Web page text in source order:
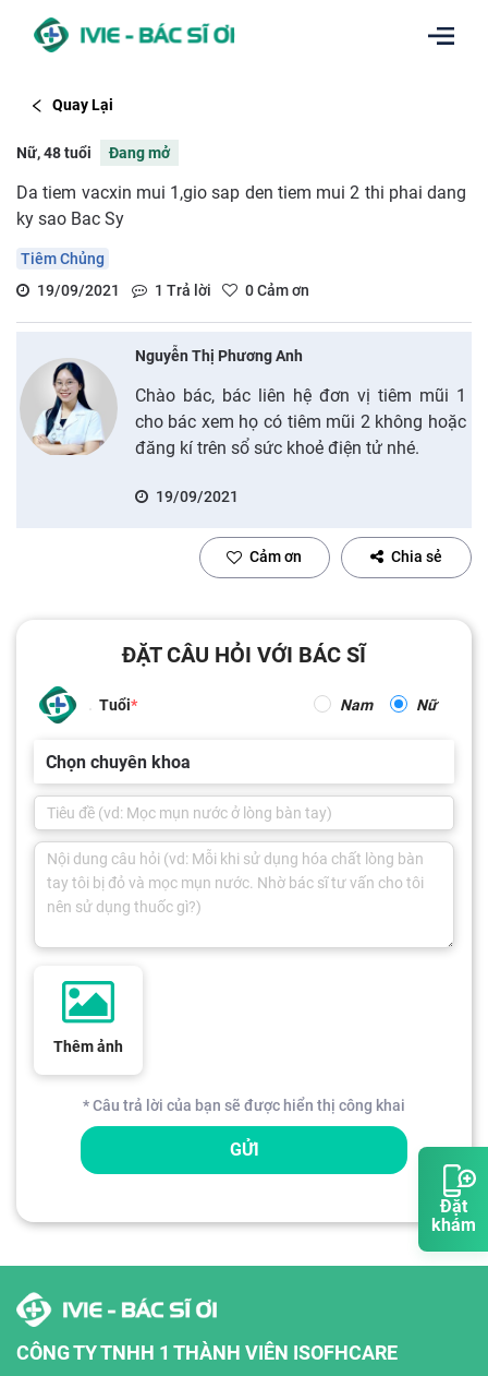
Đặt
khám
Quay Lại
Nữ, 48 tuổi Đang mở
Da tiem vacxin mui 1,gio sap den tiem mui 2 thi phai dang
ky sao Bac Sy
Tiêm Chủng
19/09/2021
1 Trả lời 0Cảm ơn
Nguyễn Thị Phương Anh
Chào bác, bác liên hệ đơn vị tiêm mũi 1
cho bác xem họ có tiêm mũi 2 không hoặc
đăng kí trên sổ sức khoẻ điện tử nhé.
19/09/2021
Cảm ơn Chia sẻ
ĐẶT CÂU HỎI VỚI BÁC SĨ
Tuổi Nam Nữ
Chọn chuyên khoa
Thêm ảnh
* Câu trả lời của bạn sẽ được hiển thị công khai
GỬI
CÔNG TY TNHH 1 THÀNH VIÊN ISOFHCARE